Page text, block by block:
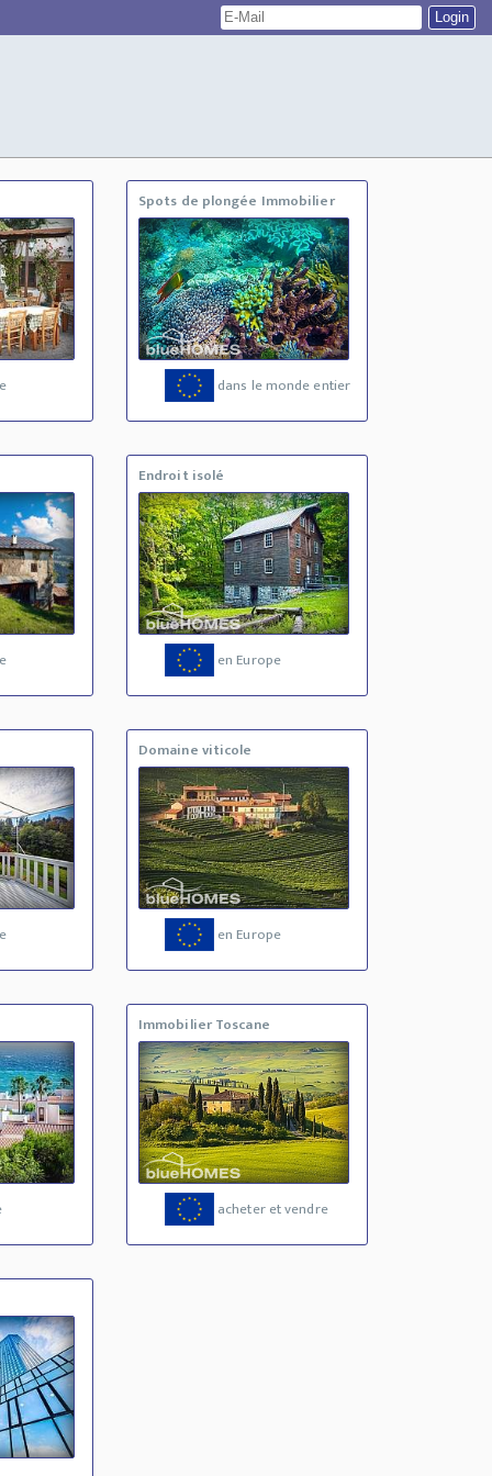
Spots de plongée Immobilier
dans le monde entier
Endroit isolé
en Europe
Domaine viticole
en Europe
Immobilier Toscane
acheter et vendre